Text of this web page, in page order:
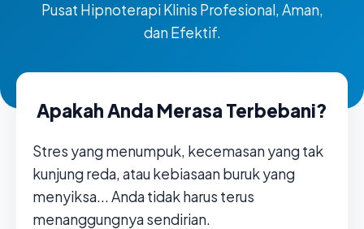
Pusat Hipnoterapi Klinis Profesional, Aman,
dan Efektif.
Apakah Anda Merasa Terbebani?
Stres yang menumpuk, kecemasan yang tak
kunjung reda, atau kebiasaan buruk yang
menyiksa... Anda tidak harus terus
menanggungnya sendirian.